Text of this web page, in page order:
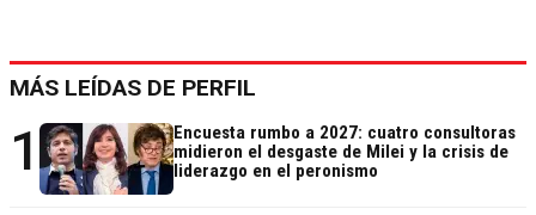
MÁS LEÍDAS DE PERFIL
1
Encuesta rumbo a 2027: cuatro consultoras
midieron el desgaste de Milei y la crisis de
liderazgo en el peronismo